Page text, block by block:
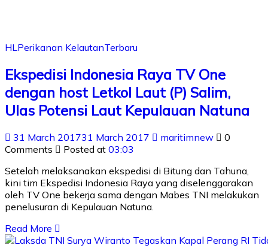
HL Perikanan KelautanTerbaru
Ekspedisi Indonesia Raya TV One
dengan host Letkol Laut (P) Salim,
Ulas Potensi Laut Kepulauan Natuna
31 March 201731 March 2017 maritimnew
0
Comments
Posted at 03:03
Setelah melaksanakan ekspedisi di Bitung dan Tahuna,
kini tim Ekspedisi Indonesia Raya yang diselenggarakan
oleh TV One bekerja sama dengan Mabes TNI melakukan
penelusuran di Kepulauan Natuna.
Read More